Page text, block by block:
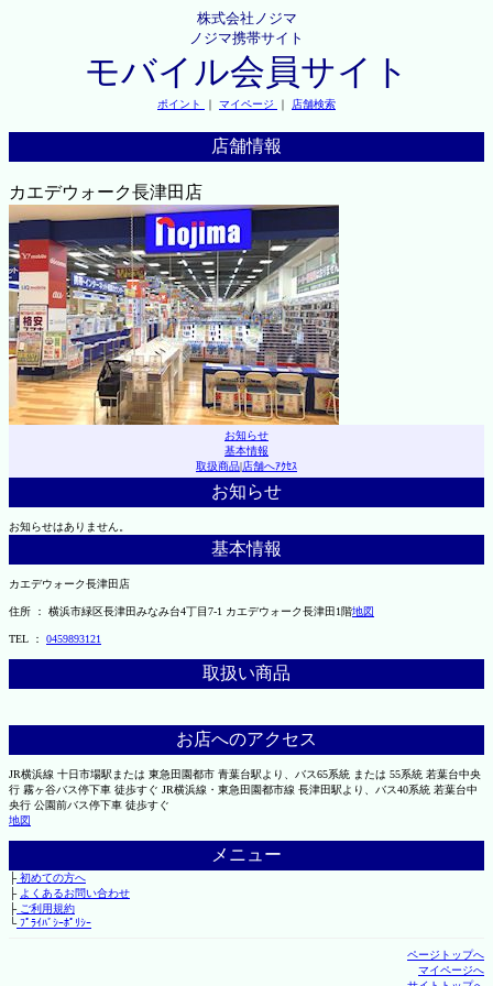
株式会社ノジマ
ノジマ携帯サイト
モバイル会員サイト
ポイント ｜ マイページ ｜ 店舗検索
店舗情報
カエデウォーク長津田店
お知らせ
基本情報
取扱商品|店舗へｱｸｾｽ
お知らせ
お知らせはありません。
基本情報
カエデウォーク長津田店
住所 ： 横浜市緑区長津田みなみ台4丁目7-1 カエデウォーク長津田1階地図
TEL ： 0459893121
取扱い商品
お店へのアクセス
JR横浜線 十日市場駅または 東急田園都市 青葉台駅より、バス65系統 または 55系統 若葉台中央
行 霧ヶ谷バス停下車 徒歩すぐ JR横浜線・東急田園都市線 長津田駅より、バス40系統 若葉台中
央行 公園前バス停下車 徒歩すぐ
地図
メニュー
├初めての方へ
├ よくあるお問い合わせ
├ご利用規約
└ﾌﾟﾗｲﾊﾞｼｰﾎﾟﾘｼｰ
ページトップへ
マイページへ